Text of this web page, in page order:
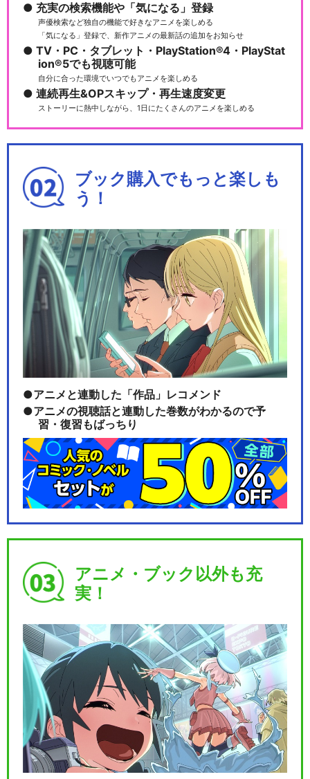
充実の検索機能や「気になる」登録
声優検索など独自の機能で好きなアニメを楽しめる
「気になる」登録で、新作アニメの最新話の追加をお知らせ
TV・PC・タブレット・PlayStation®4・PlayStat
ion®5でも視聴可能
自分に合った環境でいつでもアニメを楽しめる
連続再生&OPスキップ・再生速度変更
ストーリーに熱中しながら、1日にたくさんのアニメを楽しめる
ブック購入でもっと楽しも
う！
アニメと連動した「作品」レコメンド
アニメの視聴話と連動した巻数がわかるので予
習・復習もばっちり
アニメ・ブック以外も充
実！